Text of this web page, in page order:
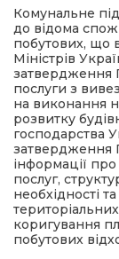
Комунальне
до відома
побутових, що
Міністрів
затвердження
послуги з
на виконання
розвитку
господарства
затвердження
інформації
послуг,
необхідності
коригування
побутових